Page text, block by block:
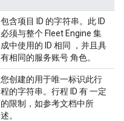
包含项目 ID 的字符串。此 ID
必须与整个 Fleet Engine 集
成中使用的 ID 相同 ，并且具
有相同的服务账号 角色。
您创建的用于唯一标识此行
程的字符串。行程 ID 有 一定
的限制，如参考文档中所
述。